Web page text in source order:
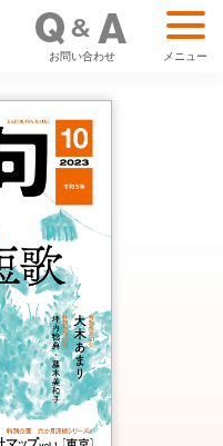
メニュー
お問い合わせ